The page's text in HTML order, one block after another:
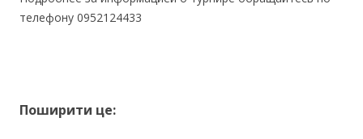
телефону 0952124433
Поширити це: